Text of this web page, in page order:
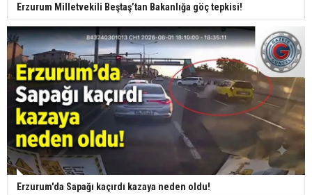
Erzurum Milletvekili Beştaş’tan Bakanlığa göç tepkisi!
Erzurum'da Sapağı kaçırdı kazaya neden oldu!